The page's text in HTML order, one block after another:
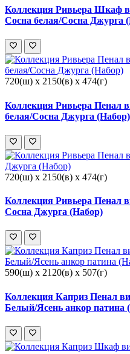
Коллекция Ривьера Шкаф
Сосна белая/Сосна Джурга
720(ш) x 2150(в) x 474(г)
Коллекция Ривьера Пенал
белая/Сосна Джурга (Набор)
720(ш) x 2150(в) x 474(г)
Коллекция Ривьера Пенал
Сосна Джурга (Набор)
590(ш) x 2120(в) x 507(г)
Коллекция Каприз Пенал
Белый/Ясень анкор патина